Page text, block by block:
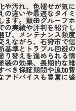
や汚れ、色褪せが気
の違いや最適なタイ
ます。飯田グループ
の実績や評判を紹介
び、メンテナンス頻
えながら、石狩市で
基準とトラブル回避
り替えを進められる
装の効果、長期的な
べき保証期間や追加
アドバイスも豊富に